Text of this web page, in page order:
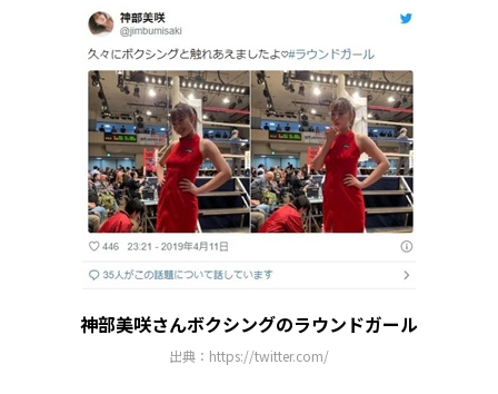
神部美咲さんボクシングのラウンドガール
出典：https://twitter.com/